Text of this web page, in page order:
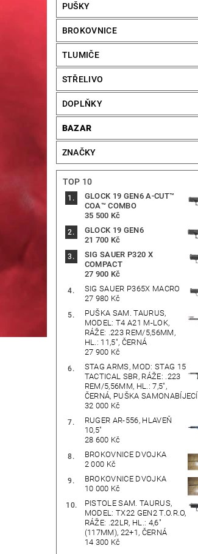
PUŠKY
BROKOVNICE
TLUMIČE
STŘELIVO
DOPLŇKY
BAZAR
ZNAČKY
TOP 10
GLOCK 19 GEN6 A-CUT™
COA™ COMBO
35 500 Kč
GLOCK 19 GEN6
21 700 Kč
SIG SAUER P320 X
COMPACT
27 900 Kč
SIG SAUER P365X MACRO
27 980 Kč
PUŠKA SAM. TAURUS,
MODEL: T4 A21 M-LOK,
RÁŽE: .223 REM/5,56MM,
HL.: 11,5", ČERNÁ
27 900 Kč
STAG ARMS, MOD: STAG 15
TACTICAL SBR, RÁŽE: .223
REM/5,56MM, HL.: 7,5",
ČERNÁ, PUŠKA SAMONABÍJECÍ
32 000 Kč
RUGER AR-556, HLAVEŇ
10,5"
28 600 Kč
BROKOVNICE DVOJKA
2 000 Kč
BROKOVNICE DVOJKA
10 000 Kč
PISTOLE SAM. TAURUS,
MODEL: TX22 GEN2 T.O.R.O,
RÁŽE: .22LR, HL.: 4,6"
(117MM), 22+1, ČERNÁ
14 300 Kč